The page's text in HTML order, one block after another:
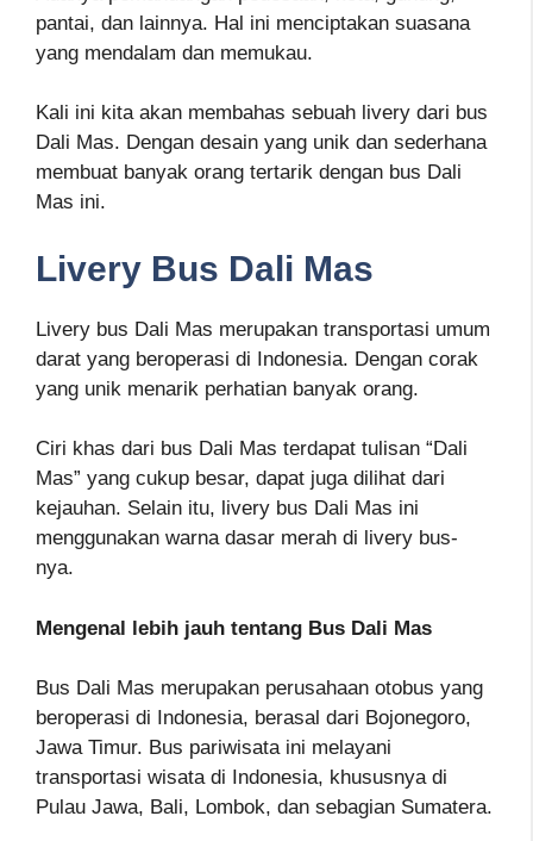
pantai, dan lainnya. Hal ini menciptakan suasana
yang mendalam dan memukau.
Kali ini kita akan membahas sebuah livery dari bus
Dali Mas. Dengan desain yang unik dan sederhana
membuat banyak orang tertarik dengan bus Dali
Mas ini.
Livery Bus Dali Mas
Livery bus Dali Mas merupakan transportasi umum
darat yang beroperasi di Indonesia. Dengan corak
yang unik menarik perhatian banyak orang.
Ciri khas dari bus Dali Mas terdapat tulisan “Dali
Mas” yang cukup besar, dapat juga dilihat dari
kejauhan. Selain itu, livery bus Dali Mas ini
menggunakan warna dasar merah di livery bus-
nya.
Mengenal lebih jauh tentang Bus Dali Mas
Bus Dali Mas merupakan perusahaan otobus yang
beroperasi di Indonesia, berasal dari Bojonegoro,
Jawa Timur. Bus pariwisata ini melayani
transportasi wisata di Indonesia, khususnya di
Pulau Jawa, Bali, Lombok, dan sebagian Sumatera.